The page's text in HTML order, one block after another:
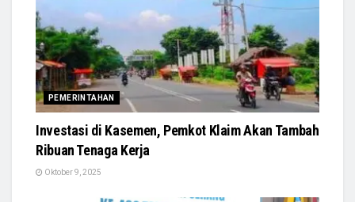
PEMERINTAHAN
Investasi di Kasemen, Pemkot Klaim Akan Tambah
Ribuan Tenaga Kerja
Oktober 9, 2025